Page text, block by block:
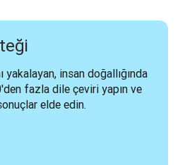
yakalayan, insan doğallığında
fazla dile çeviri yapın ve
elde edin.